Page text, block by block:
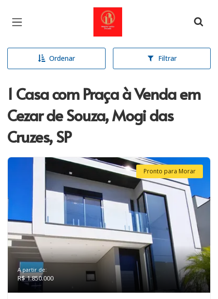
Página inicial
Ordenar Filtrar
1 Casa com Praça à Venda em
Cezar de Souza, Mogi das
Cruzes, SP
Pronto para Morar
A partir de:
R$ 1.850.000